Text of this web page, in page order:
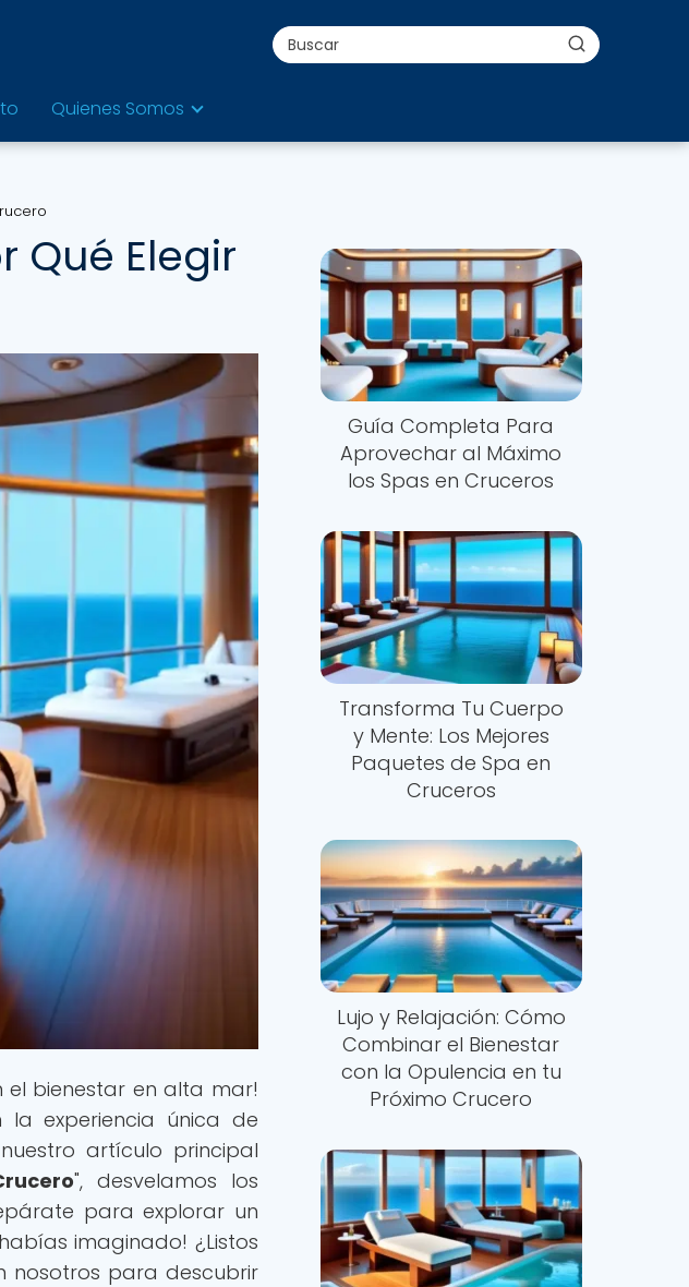
Quienes Somos
Qué Elegir
bienestar en alta mar!
experiencia única de
artículo principal
", desvelamos los
para explorar un
imaginado! ¿Listos
nosotros para descubrir
Nuevo
Guía Completa Para
Aprovechar al Máximo
los Spas en Cruceros
Nuevo
Transforma Tu Cuerpo
y Mente: Los Mejores
Paquetes de Spa en
Cruceros
Lujo y Relajación: Cómo
Combinar el Bienestar
con la Opulencia en tu
Próximo Crucero